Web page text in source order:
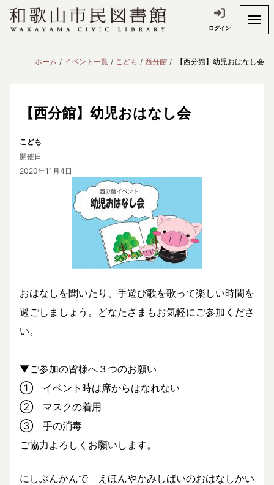
ログイン
ホーム イベント一覧 こども 西分館 【西分館】幼児おはなし会
【西分館】幼児おはなし会
こども
開催日
2020年11月4日
おはなしを聞いたり、手遊び歌を歌って楽しい時間を
過ごしましょう。どなたさまもお気軽にご参加くださ
い。
▼ご参加の皆様へ３つのお願い
① イベント時は席からはなれない
② マスクの着用
③ 手の消毒
ご協力よろしくお願いします。
にしぶんかんで えほんやかみしばいのおはなしかい